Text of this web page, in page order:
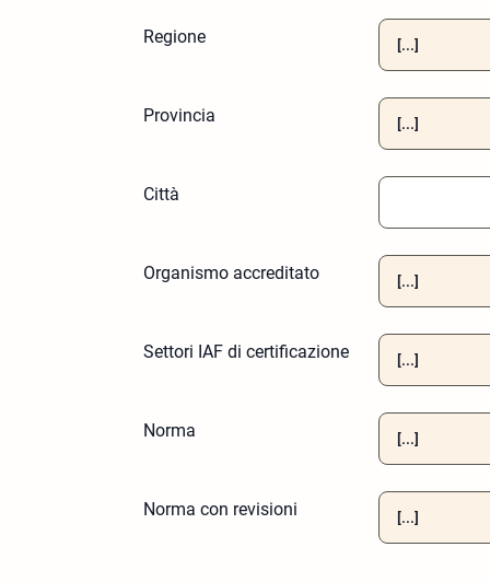
Regione
Provincia
Città
Organismo accreditato
Settori IAF di certificazione
Norma
Norma con revisioni